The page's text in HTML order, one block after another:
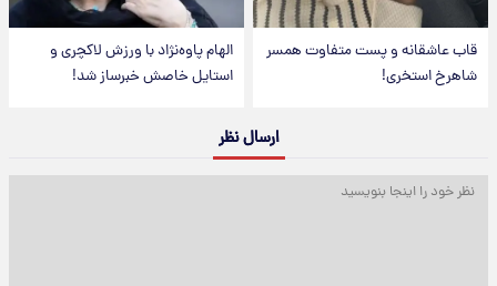
قاب عاشقانه و پست متفاوت همسر
شاهرخ استخری!
الهام پاوه‌نژاد با ورزش لاکچری و
استایل خاصش خبرساز شد!
ارسال نظر